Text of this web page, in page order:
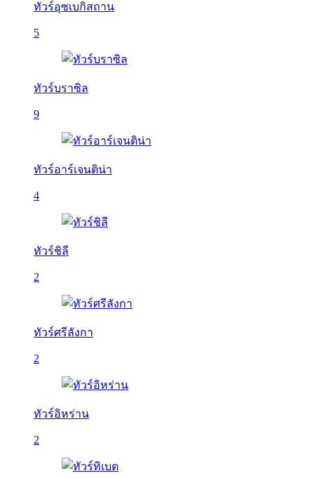
ทัวร์อุซเบกิสถาน
5
ทัวร์บราซิล
9
ทัวร์อาร์เจนติน่า
4
ทัวร์ชิลี
2
ทัวร์ศรีลังกา
2
ทัวร์อิหร่าน
2